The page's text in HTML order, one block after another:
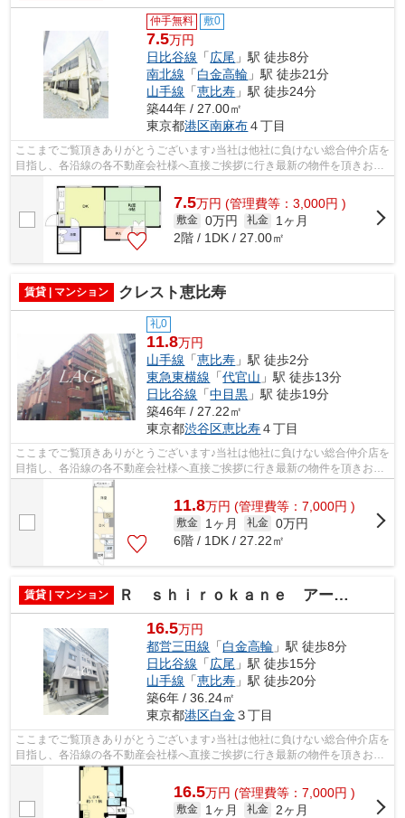
仲手無料 敷0
7.5万円
日比谷線 「広尾 」駅 徒歩8分
南北線 「白金高輪 」駅 徒歩21分
山手線 「恵比寿 」駅 徒歩24分
築44年 / 27.00㎡
東京都港区南麻布４丁目
ここまでご覧頂きありがとうございます♪当社は他社に負けない総合仲介店を
目指し、各沿線の各不動産会社様へ直接ご挨拶に行き最新の物件を頂きお客
7.5万円 (管理費等：3,000円 )
敷金 0万円 礼金
1ヶ月
2階 / 1DK / 27.00㎡
賃貸 | マンション クレスト恵比寿
礼0
11.8万円
山手線 「恵比寿 」駅 徒歩2分
東急東横線 「代官山 」駅 徒歩13分
日比谷線 「中目黒 」駅 徒歩19分
築46年 / 27.22㎡
東京都渋谷区恵比寿４丁目
ここまでご覧頂きありがとうございます♪当社は他社に負けない総合仲介店を
目指し、各沿線の各不動産会社様へ直接ご挨拶に行き最新の物件を頂きお客
様へ提供しております！最新の情報は...
11.8万円 (管理費等：7,000円 )
敷金 1ヶ月 礼金 0万円
6階 / 1DK / 27.22㎡
賃貸 | マンション Ｒ ｓｈｉｒｏｋａｎｅ アールシロカネ
16.5万円
都営三田線 「白金高輪 」駅 徒歩8分
日比谷線 「広尾 」駅 徒歩15分
山手線 「恵比寿 」駅 徒歩20分
築6年 / 36.24㎡
東京都港区白金 ３丁目
ここまでご覧頂きありがとうございます♪当社は他社に負けない総合仲介店を
目指し、各沿線の各不動産会社様へ直接ご挨拶に行き最新の物件を頂きお客
様へ提供しております！最新の情報は...
16.5万円 (管理費等：7,000円 )
敷金 1ヶ月 礼金
2ヶ月